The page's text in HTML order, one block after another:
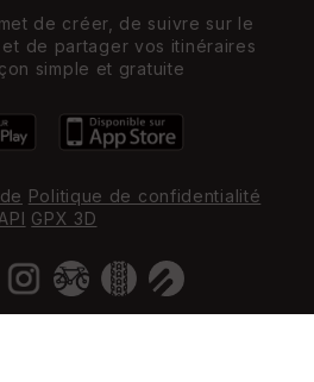
de créer, de suivre sur le
de partager vos itinéraires
simple et gratuite
Politique de confidentialité
API GPX 3D